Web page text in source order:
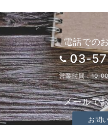
電話での
03-
営業時間：
メールで
お問